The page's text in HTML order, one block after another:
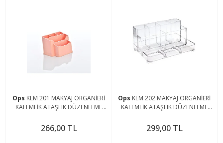
Ops KLM 201 MAKYAJ ORGANİERİ
KALEMLİK ATAŞLIK DÜZENLEME
MASAÜSTÜ ORGANİZER
266,00 TL
Ops KLM 202 MAKYAJ ORGANİERİ
KALEMLİK ATAŞLIK DÜZENLEME
MASAÜSTÜ ORGANİZER
299,00 TL